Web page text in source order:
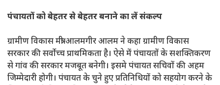
पंचायतों को बेहतर से बेहतर बनाने का लें संकल्प
ग्रामीण विकास मंत्री आलमगीर आलम ने कहा ग्रामीण विकास
सरकार की सर्वाेच्च प्राथमिकता है। ऐसे में पंचायतों के सशक्तिकरण
से गांव की सरकार मजबूत बनेगी। इसमे पंचायत सचिवों की अहम
जिम्मेदारी होगी। पंचायत के चुने हुए प्रतिनिधियों को सहयोग करने के